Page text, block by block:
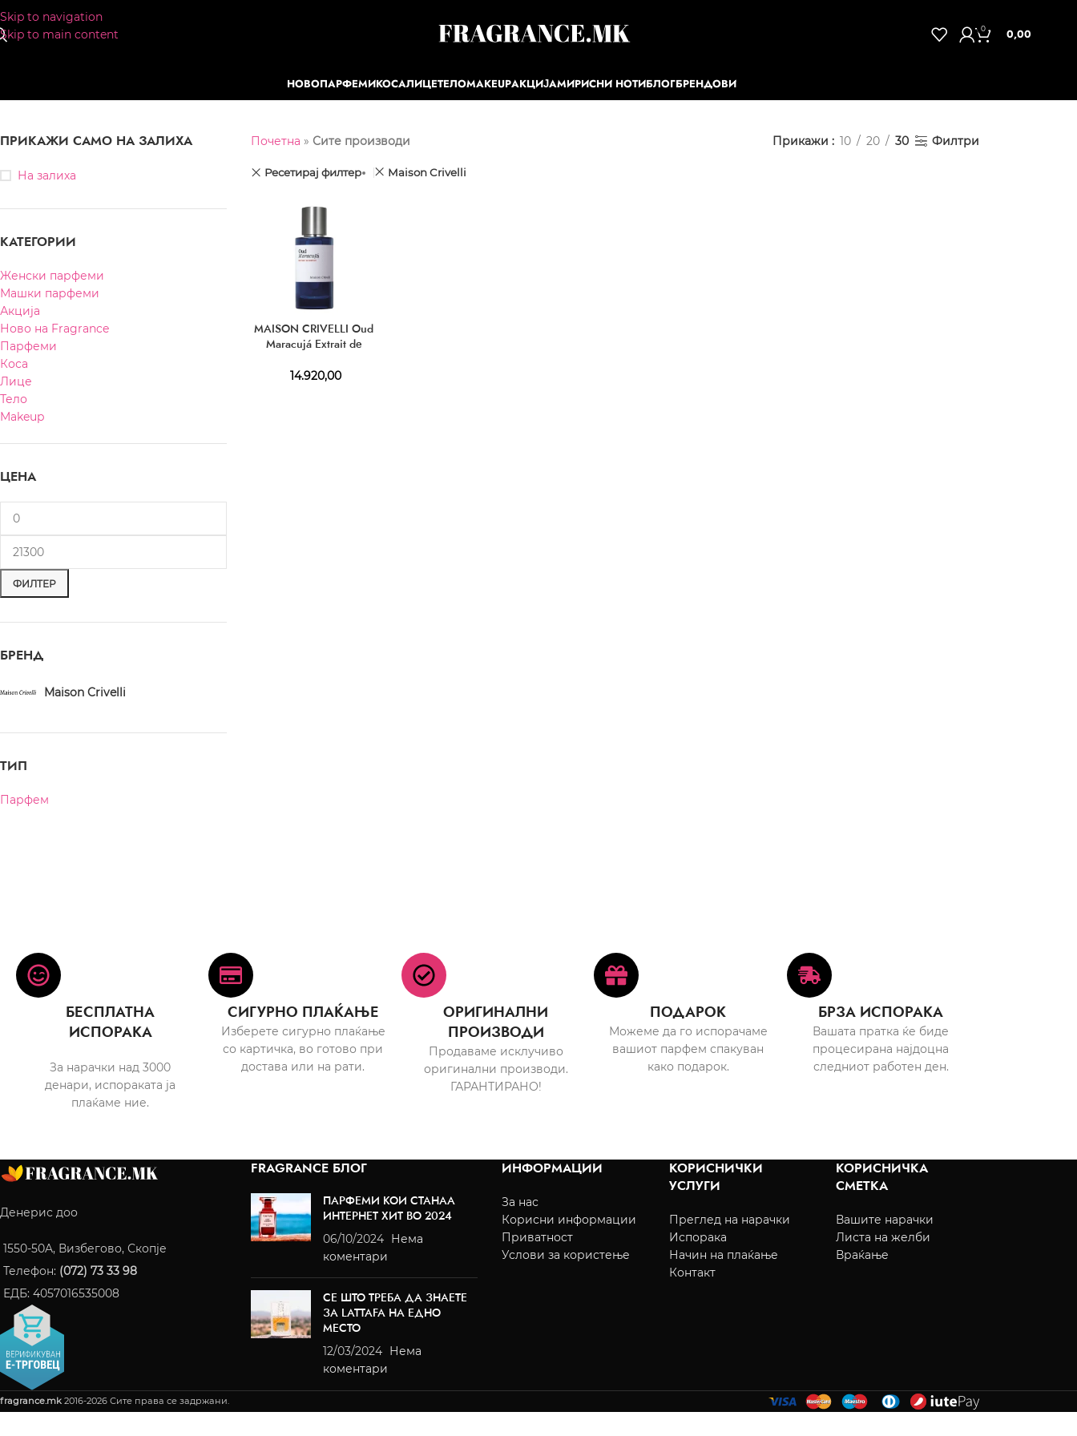
Skip to navigation
Skip to main content
0 0,00
НОВОПАРФЕМИКОСАЛИЦЕТЕЛОMAKEUPАКЦИЈАМИРИСНИ НОТИБЛОГБРЕНДОВИ
ПРИКАЖИ САМО НА ЗАЛИХА
На залиха
КАТЕГОРИИ
Женски парфеми
Машки парфеми
Акција
Ново на Fragrance
Парфеми
Коса
Лице
Тело
Makeup
ЦЕНА
ФИЛТЕР
БРЕНД
Maison Crivelli
ТИП
Парфем
Почетна » Сите производи Прикажи 10 20 30 Филтри
Ресетирај филтер Maison Crivelli
MAISON CRIVELLI Oud
Maracujá Extrait de
14.920,00
БЕСПЛАТНА
ИСПОРАКА
За нарачки над 3000
денари, испораката ја
плаќаме ние.
СИГУРНО ПЛАЌАЊЕ
Изберете сигурно плаќање
со картичка, во готово при
достава или на рати.
ОРИГИНАЛНИ
ПРОИЗВОДИ
Продаваме исклучиво
оригинални производи.
ГАРАНТИРАНО!
ПОДАРОК
Можеме да го испорачаме
вашиот парфем спакуван
како подарок.
БРЗА ИСПОРАКА
Вашата пратка ќе биде
процесирана најдоцна
следниот работен ден.
Денерис доо
1550-50A, Визбегово, Скопје
Телефон: (072) 73 33 98
ЕДБ: 4057016535008
FRAGRANCE БЛОГ
ПАРФЕМИ КОИ СТАНАА
ИНТЕРНЕТ ХИТ ВО 2024
06/10/2024 Нема
коментари
СЕ ШТО ТРЕБА ДА ЗНАЕТЕ
ЗА LATTAFA НА ЕДНО
МЕСТО
12/03/2024 Нема
коментари
ИНФОРМАЦИИ
За нас
Корисни информации
Приватност
Услови за користење
КОРИСНИЧКИ
УСЛУГИ
Преглед на нарачки
Испорака
Начин на плаќање
Контакт
КОРИСНИЧКА
СМЕТКА
Вашите нарачки
Листа на желби
Враќање
fragrance.mk 2016-2026 Сите права се задржани.